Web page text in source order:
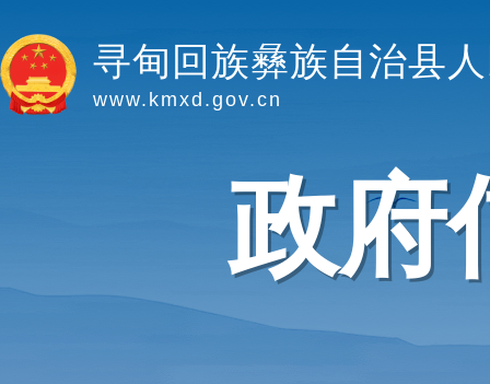
寻甸回族彝族自治县
www.kmxd.gov.cn
政府